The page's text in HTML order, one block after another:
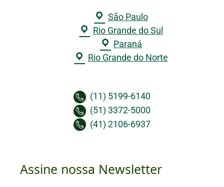
São Paulo
Rio Grande do Sul
Paraná
Rio Grande do Norte
(11) 5199-6140
(51) 3372-5000
(41) 2106-6937
Assine nossa Newsletter